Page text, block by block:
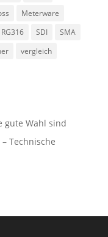
Meterware
RG316 SDI
SMA
vergleich
gute Wahl sind
Technische